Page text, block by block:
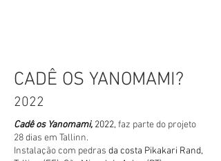
CADÊ OS YANOMAMI?
2022
Cadê os Yanomami, 2022, faz parte do projeto
28 dias em Tallinn.
Instalação com pedras da costa Pikakari Rand,